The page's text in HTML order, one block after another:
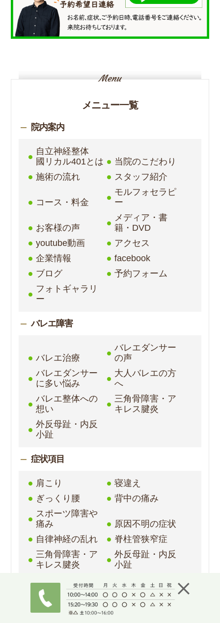
メニュー一覧
院内案内
自立神経整体
國リカル401とは
当院のこだわり
施術の流れ
スタッフ紹介
コース・料金
モルフォセラピ
ー
お客様の声
メディア・書
籍・DVD
youtube動画
アクセス
企業情報
facebook
ブログ
予約フォーム
フォトギャラリ
ー
バレエ障害
バレエ治療
バレエダンサー
の声
バレエダンサー
に多い悩み
大人バレエの方
へ
バレエ整体への
想い
三角骨障害・ア
キレス腱炎
外反母趾・内反
小趾
症状項目
肩こり
寝違え
ぎっくり腰
背中の痛み
スポーツ障害や
痛み
原因不明の症状
自律神経の乱れ
脊柱管狭窄症
三角骨障害・ア
キレス腱炎
外反母趾・内反
小趾
骨盤 矯正
股関節の痛み
膝の痛み
めまい・立ちく